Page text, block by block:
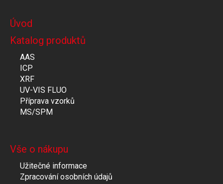
Úvod
Katalog produktů
AAS
ICP
XRF
UV-VIS FLUO
Příprava vzorků
MS/SPM
Vše o nákupu
Užitečné informace
Zpracování osobních údajů